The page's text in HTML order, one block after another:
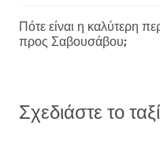
Πότε είναι η καλύτερη
προς Σαβουσάβου;
Σχεδιάστε το